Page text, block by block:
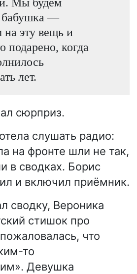
бабушка —
эту вещь и
подарено, когда
лет.
сюрприз.
слушать радио:
на фронте шли не так,
в сводках. Борис
и включил приёмник.
сводку, Вероника
стишок про
что
то
Девушка